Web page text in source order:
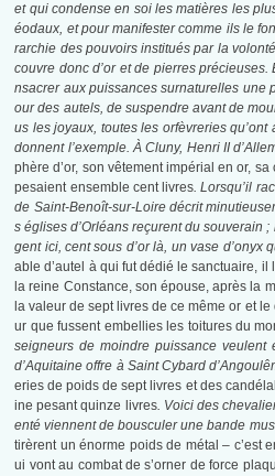
et qui condense en soi les matières les
éodaux, et pour manifester comme ils le
rarchie des pouvoirs institués par la
couvre donc d’or et de pierres
nsacrer aux puissances surnaturelles une
our des autels, de suspendre avant de
us les joyaux, toutes les orfèvreries
donnent l’exemple. À Cluny, Henri II
phère d’or, son vêtement impérial en or, sa
pesaient ensemble cent livres. Lorsqu’il
de Saint-Benoît-sur-Loire décrit
s églises d’Orléans reçurent du souverain
gent ici, cent sous d’or là, un vase d’onyx
able d’autel à qui fut dédié le sanctuaire, il
la reine Constance, son épouse, après la
la valeur de sept livres de ce même or et
ur que fussent embellies les toitures du
seigneurs de moindre puissance
d’Aquitaine offre à Saint Cybard
eries de poids de sept livres et des
ine pesant quinze livres. Voici des
enté viennent de bousculer une bande
tirèrent un énorme poids de métal – c’est
ui vont au combat de s’orner de force